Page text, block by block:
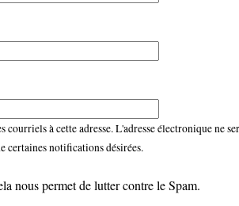
à cette adresse. L'adresse électronique ne
certaines notifications désirées.
nous permet de lutter contre le Spam.